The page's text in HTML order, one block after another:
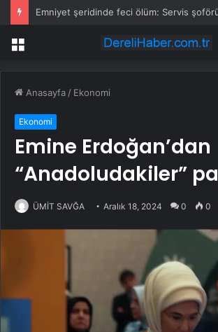
Menü
Anasayfa / Ekonomi
Ekonomi
Emine Erdoğan’dan
“Anadoludakiler”
ÜMİT SAVĞA Aralık 18, 2024 0 0